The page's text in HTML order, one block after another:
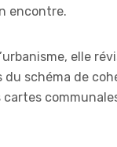
encontre.
elle
schéma de